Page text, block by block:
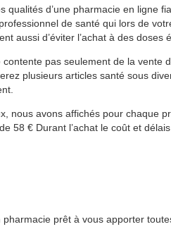
qualités d’une pharmacie en ligne
de santé qui lors de
aussi d’éviter l’achat à des doses
pas seulement de la vente
plusieurs articles santé sous
nous avons affichés pour chaque
58 € Durant l’achat le coût et
prêt à vous apporter